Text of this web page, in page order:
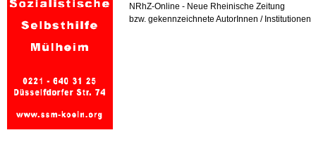
NRhZ-Online - Neue Rheinische Zeitung
bzw. gekennzeichnete AutorInnen / Institutionen